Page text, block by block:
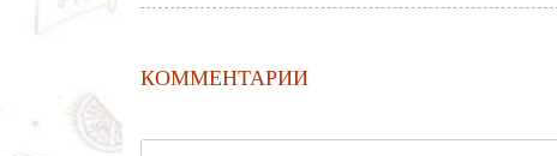
КОММЕНТАРИИ